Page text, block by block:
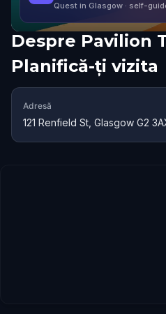
Quest in Glasgow · self-
Despre Pavilion
Planifică-ți vizita
Adresă
121 Renfield St, Glasgow G2